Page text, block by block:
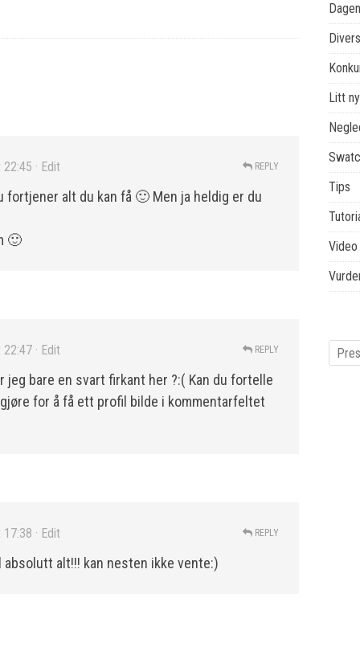
· Edit
fortjener alt du kan få 🙂 Men ja heldig er du
🙂
REPLY
22:47 · Edit
jeg bare en svart firkant her ?:( Kan du fortelle
for å få ett profil bilde i kommentarfeltet
REPLY
· Edit
alt!!! kan nesten ikke vente:)
REPLY
Litt
Tips
Video